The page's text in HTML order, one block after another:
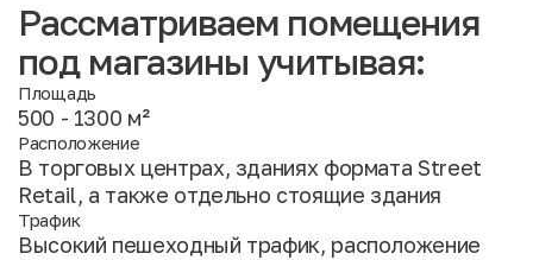
Рассматриваем помещения
под магазины учитывая:
Площадь
500 - 1300 м²
Расположение
В торговых центрах, зданиях формата Street
Retail, а также отдельно стоящие здания
Трафик
Высокий пешеходный трафик, расположение